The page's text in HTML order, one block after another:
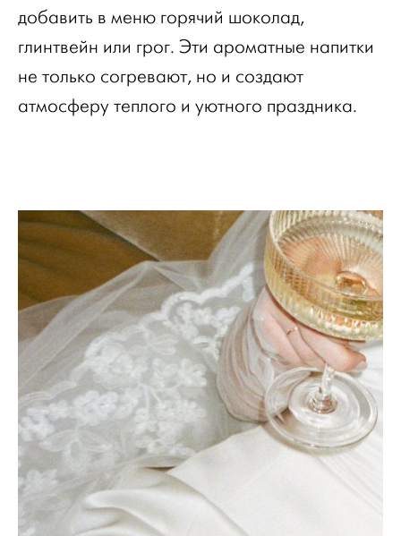
добавить в меню горячий шоколад,
глинтвейн или грог. Эти ароматные напитки
не только согревают, но и создают
атмосферу теплого и уютного праздника.